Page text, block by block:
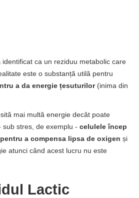
ca un reziduu metabolic care
este o substanță utilă pentru
a da energie țesuturilor(inima din
mai multă energie decât poate
stres, de exemplu - celulele încep
a compensa lipsa de oxigen și
atunci când acest lucru nu este
Lactic